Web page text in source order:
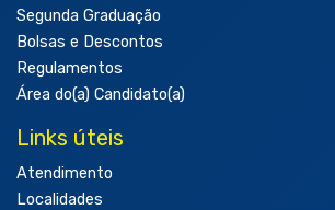
Segunda Graduação
Bolsas e Descontos
Regulamentos
Área do(a) Candidato(a)
Links úteis
Atendimento
Localidades